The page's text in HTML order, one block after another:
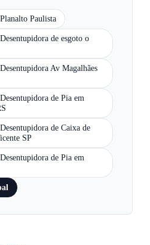
Paulista
de esgoto o
Av Magalhães
de Pia em
de Caixa de
SP
de Pia em